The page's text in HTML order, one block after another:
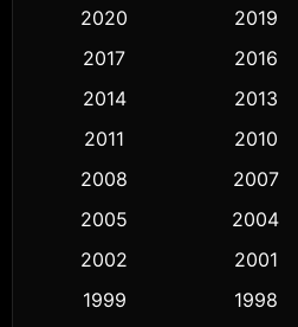
Classic หนังคลาสสิก
Comedy ตลก
Crime อาชญากรรม
Cult Film
2020
2019
2017
2016
2014
2013
2011
2010
2008
2007
2005
2004
2002
2001
1999
1998